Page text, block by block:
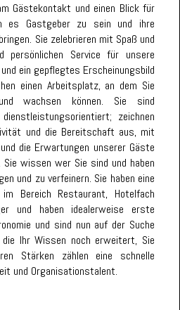
Gästekontakt und einen Blick für
es Gastgeber zu sein und ihre
Sie zelebrieren mit Spaß und
persönlichen Service für unsere
ein gepflegtes Erscheinungsbild
einen Arbeitsplatz, an dem Sie
wachsen können. Sie sind
zeichnen
und die Bereitschaft aus, mit
die Erwartungen unserer Gäste
wissen wer Sie sind und haben
und zu verfeinern. Sie haben eine
im Bereich Restaurant, Hotelfach
und haben idealerweise erste
und sind nun auf der Suche
die Ihr Wissen noch erweitert, Sie
Stärken zählen eine schnelle
und Organisationstalent.